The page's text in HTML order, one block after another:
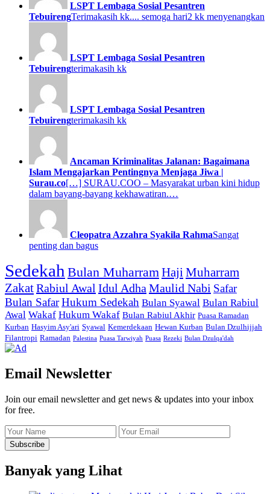
LSPT Lembaga Sosial Pesantren
TebuirengTerimakasih kk.... semoga hari2 kk menyenangkan
LSPT Lembaga Sosial Pesantren
Tebuirengterimakasih kk
LSPT Lembaga Sosial Pesantren
Tebuirengterimakasih kk
Ancaman Kriminalitas Jalanan: Bagaimana
Islam Mengajarkan Pentingnya Menjaga Jiwa |
Surau.co[…] SURAU.COO – Masyarakat urban kini hidup
dalam bayang-bayang kekhawatiran.…
Cleopatra Azzahra Syakila RahmaSangat
penting dan bagus
Sedekah Bulan MuharramHajiMuharram
ZakatRabiul Awal Idul Adha Maulid Nabi Safar
Bulan SafarHukum Sedekah Bulan Syawal Bulan Rabiul
Awal Wakaf Hukum Wakaf Bulan Rabiul Akhir Puasa Ramadan
Kurban Hasyim Asy'ari Syawal Kemerdekaan Hewan Kurban Bulan Dzulhijjah
Filantropi Ramadan Palestina Puasa Tarwiyah Puasa Rezeki Bulan Dzulqa'dah
Email Newsletter
Join our email newsletter and get news & updates into your inbox
for free.
Banyak yang Lihat